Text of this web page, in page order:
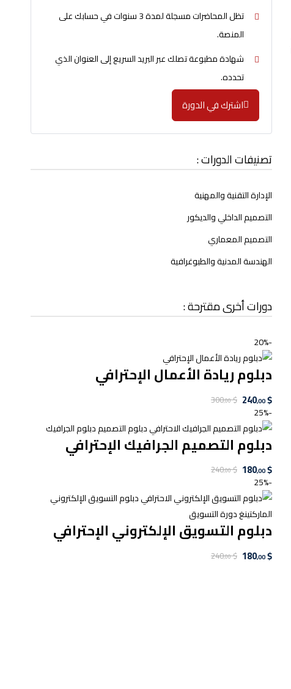
تظل المحاضرات مسجلة لمدة 3 سنوات في حسابك على
المنصة.
شهادة مطبوعة تصلك عبر البريد السريع إلى العنوان الذي
تحدده.
اشترك في الدورة
تصنيفات الدورات :
الإدارة التقنية والمهنية
التصميم الداخلي والديكور
التصميم المعماري
الهندسة المدنية والطبوغرافية
دورات أخرى مقترحة :
-20%
دبلوم ريادة الأعمال الإحترافي
240,00$
300,00$
-25%
دبلوم التصميم الجرافيك الإحترافي
180,00$
240,00$
-25%
دبلوم التسويق الإلكتروني الإحترافي
180,00$
240,00$